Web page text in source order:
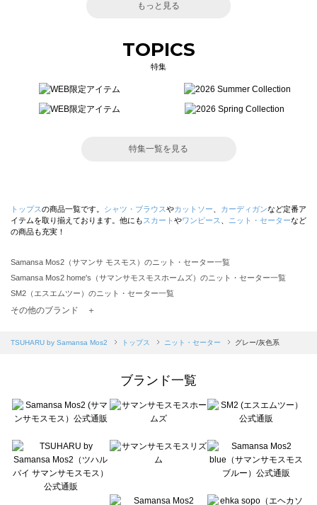
もっと見る
TOPICS
特集
特集一覧を見る
トップスの商品一覧です。 シャツ・ブラウスやカットソー カーディガンなど定番ア
イテムを取り揃えております。他にも スカート やワンピース ニット・セーターなど
の商品も充実！
Samansa Mos2（サマンサ モスモス）のニット・セーター一覧
Samansa Mos2 home's（サマンサモスモスホームズ）のニット・セーター一覧
SM2（エスエムツー）のニット・セーター一覧
Samansa Mos2 blue（サマンサモスモス ブルー）のニット・セーター一覧
sō4ū（ソウフォーユー）のニット・セーター一覧
Te chichi（テチチ）のニット・セーター一覧
Te chichi CLASSIC（テチチ クラシック）のニット・セーター一覧
Lugnoncure（ルノンキュール）のニット・セーター一覧
BETTY'S BLUE（べティーズブルー）のニット・セーター一覧
Wpc.（ワールドパーティー）のニット・セーター一覧
その他のブランド ＋
TSUHARU by Samansa Mos2 トップス ニット・セーター グレー/灰色系
ブランド一覧